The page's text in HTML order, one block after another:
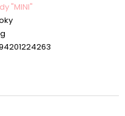
"MINI"